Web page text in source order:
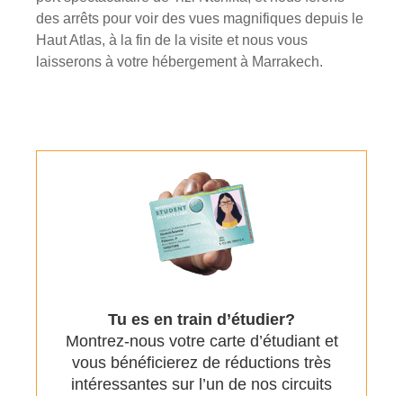
des arrêts pour voir des vues magnifiques depuis le
Haut Atlas, à la fin de la visite et nous vous
laisserons à votre hébergement à Marrakech.
Tu es en train d’étudier?
Montrez-nous votre carte d’étudiant et
vous bénéficierez de réductions très
intéressantes sur l’un de nos circuits